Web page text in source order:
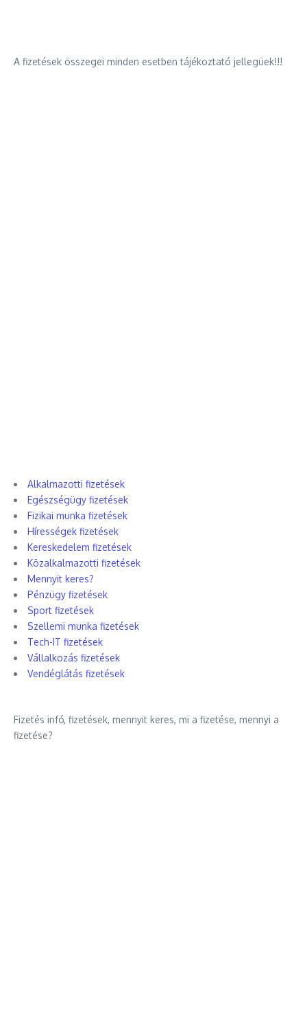
A fizetések összegei minden esetben tájékoztató jellegüek!!!
Alkalmazotti fizetések
Egészségügy fizetések
Fizikai munka fizetések
Hírességek fizetések
Kereskedelem fizetések
Közalkalmazotti fizetések
Mennyit keres?
Pénzügy fizetések
Sport fizetések
Szellemi munka fizetések
Tech-IT fizetések
Vállalkozás fizetések
Vendéglátás fizetések
Fizetés infó, fizetések, mennyit keres, mi a fizetése, mennyi a
fizetése?